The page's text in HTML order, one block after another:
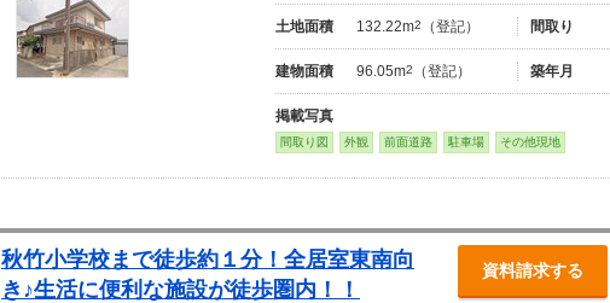
土地面積 132.22m2 （登記） 間取り
建物面積 96.05m2 （登記） 築年月
掲載写真
間取り図 外観 前面道路 駐車場 その他現地
秋竹小学校まで徒歩約１分！全居室東南向
き♪生活に便利な施設が徒歩圏内！！
資料請求する